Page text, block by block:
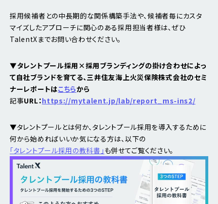
採用候補者との中長期的な関係構築手法や、候補者毎にカスタ
マイズしたアプローチに関心のある採用担当者様は、ぜひ
TalentXまでお問い合わせください。
▼タレントプール採用×採用ブランディングの掛け合わせによっ
て自社ブランドを育てる、三井住友海上火災保険株式会社のセミ
ナーレポートはこちらから
記事URL：https://mytalent.jp/lab/report_ms-ins2/
▼タレントプールとは何か、タレントプール採用を導入するために
何から始めればいいか気になる方は、以下の
「タレントプール採用の教科書」 も併せてご覧ください。